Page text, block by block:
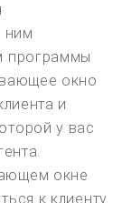
ним
программы
окно
и
у вас
окне
к клиенту